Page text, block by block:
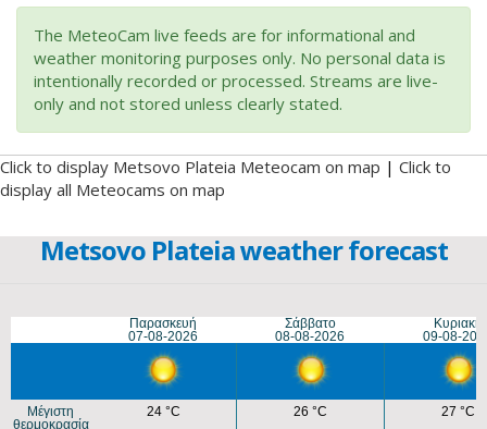
The MeteoCam live feeds are for informational and
weather monitoring purposes only. No personal data is
intentionally recorded or processed. Streams are live-
only and not stored unless clearly stated.
Click to display Metsovo Plateia Meteocam on map | Click to
display all Meteocams on map
Metsovo Plateia weather forecast